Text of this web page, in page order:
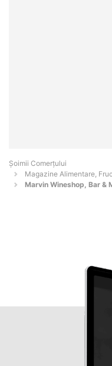
Șoimii Comerțului
Magazine Alimentare,
Marvin Wineshop, Bar &